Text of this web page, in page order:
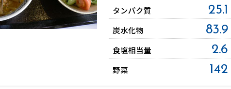
タンパク質 25.1
炭水化物 83.9
食塩相当量 2.6
野菜 142